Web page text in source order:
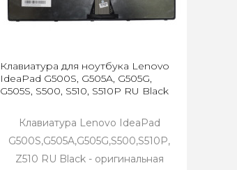
Клавиатура для ноутбука Lenovo
IdeaPad G500S, G505A, G505G,
G505S, S500, S510, S510P RU Black
Клавиатура Lenovo IdeaPad
G500S,G505A,G505G,S500,S510P,
Z510 RU Black - оригинальная